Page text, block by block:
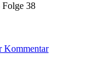
38
Kommentar